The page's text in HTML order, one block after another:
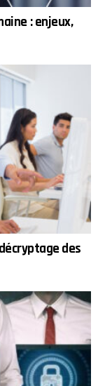
: enjeux,
des